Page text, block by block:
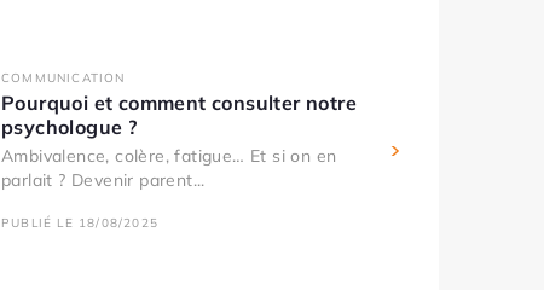
COMMUNICATION
Pourquoi et comment consulter notre
psychologue ?
Ambivalence, colère, fatigue… Et si on en
parlait ? Devenir parent...
PUBLIÉ LE 18/08/2025